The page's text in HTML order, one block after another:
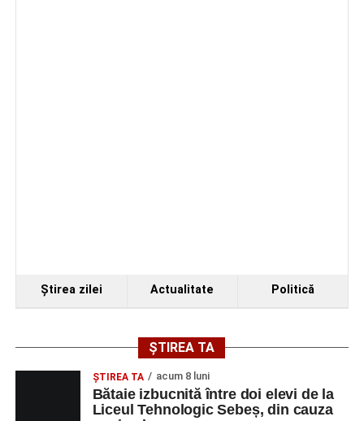
reprezintă doar începutul unei serii de concerte care vor
avea loc pe parcursul taberei, oferind comunității din
și de a lua parte la un veritabil schimb cultural prin
Ştirea zilei Actualitate Politică
ȘTIREA TA
ŞTIREA TA acum 8 luni
Bătaie izbucnită între doi elevi de la
Liceul Tehnologic Sebeș, din cauza